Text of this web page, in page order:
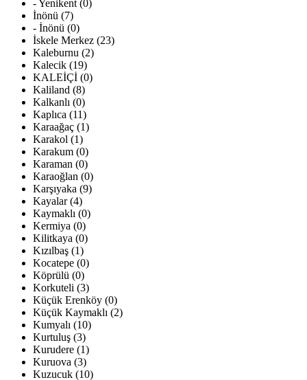
- Yenikent (0)
İnönü (7)
- İnönü (0)
İskele Merkez (23)
Kaleburnu (2)
Kalecik (19)
KALEİÇİ (0)
Kaliland (8)
Kalkanlı (0)
Kaplıca (11)
Karaağaç (1)
Karakol (1)
Karakum (0)
Karaman (0)
Karaoğlan (0)
Karşıyaka (9)
Kayalar (4)
Kaymaklı (0)
Kermiya (0)
Kilitkaya (0)
Kızılbaş (1)
Kocatepe (0)
Köprülü (0)
Korkuteli (3)
Küçük Erenköy (0)
Küçük Kaymaklı (2)
Kumyalı (10)
Kurtuluş (3)
Kurudere (1)
Kuruova (3)
Kuzucuk (10)